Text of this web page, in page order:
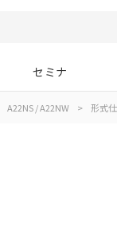
セミナ
A22NS / A22NW > 形式